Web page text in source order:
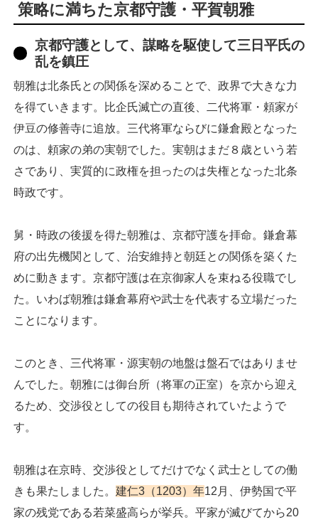
策略に満ちた京都守護・平賀朝雅
京都守護として、謀略を駆使して三日平氏の
乱を鎮圧
朝雅は北条氏との関係を深めることで、政界で大きな力
を得ていきます。比企氏滅亡の直後、二代将軍・頼家が
伊豆の修善寺に追放。三代将軍ならびに鎌倉殿となった
のは、頼家の弟の実朝でした。実朝はまだ８歳という若
さであり、実質的に政権を担ったのは失権となった北条
時政です。
舅・時政の後援を得た朝雅は、京都守護を拝命。鎌倉幕
府の出先機関として、治安維持と朝廷との関係を築くた
めに動きます。京都守護は在京御家人を束ねる役職でし
た。いわば朝雅は鎌倉幕府や武士を代表する立場だった
ことになります。
このとき、三代将軍・源実朝の地盤は盤石ではありませ
んでした。朝雅には御台所（将軍の正室）を京から迎え
るため、交渉役としての役目も期待されていたようで
す。
朝雅は在京時、交渉役としてだけでなく武士としての働
きも果たしました。 建仁3（1203）年12月、伊勢国で平
家の残党である若菜盛高らが挙兵。平家が滅びてから20